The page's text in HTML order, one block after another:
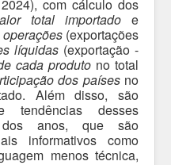
com cálculo dos
total importado e
(exportações
líquidas (exportação -
cada produto no total
dos paísesno
Além disso, são
tendências desses
anos, que são
informativos como
menos técnica,